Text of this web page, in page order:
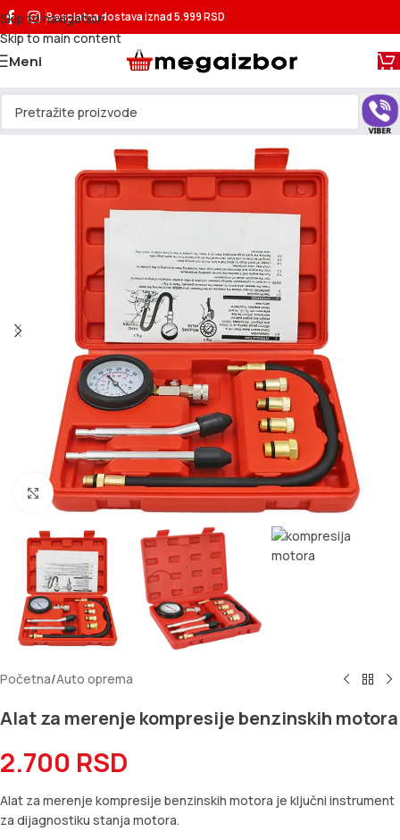
Skip to navigation
Skip to main content
Besplatna dostavaiznad 5.999 RSD
Meni
Kliknite za uvećanje
Početna/Auto oprema
Alat za merenje kompresije benzinskih motora
2.700 RSD
Alat za merenje kompresije benzinskih motora je ključni instrument
za dijagnostiku stanja motora.